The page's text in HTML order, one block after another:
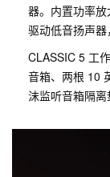
器。内置功率
驱动低音扬声器
CLASSIC 5 工
音箱、两根 10
沫监听音箱隔离